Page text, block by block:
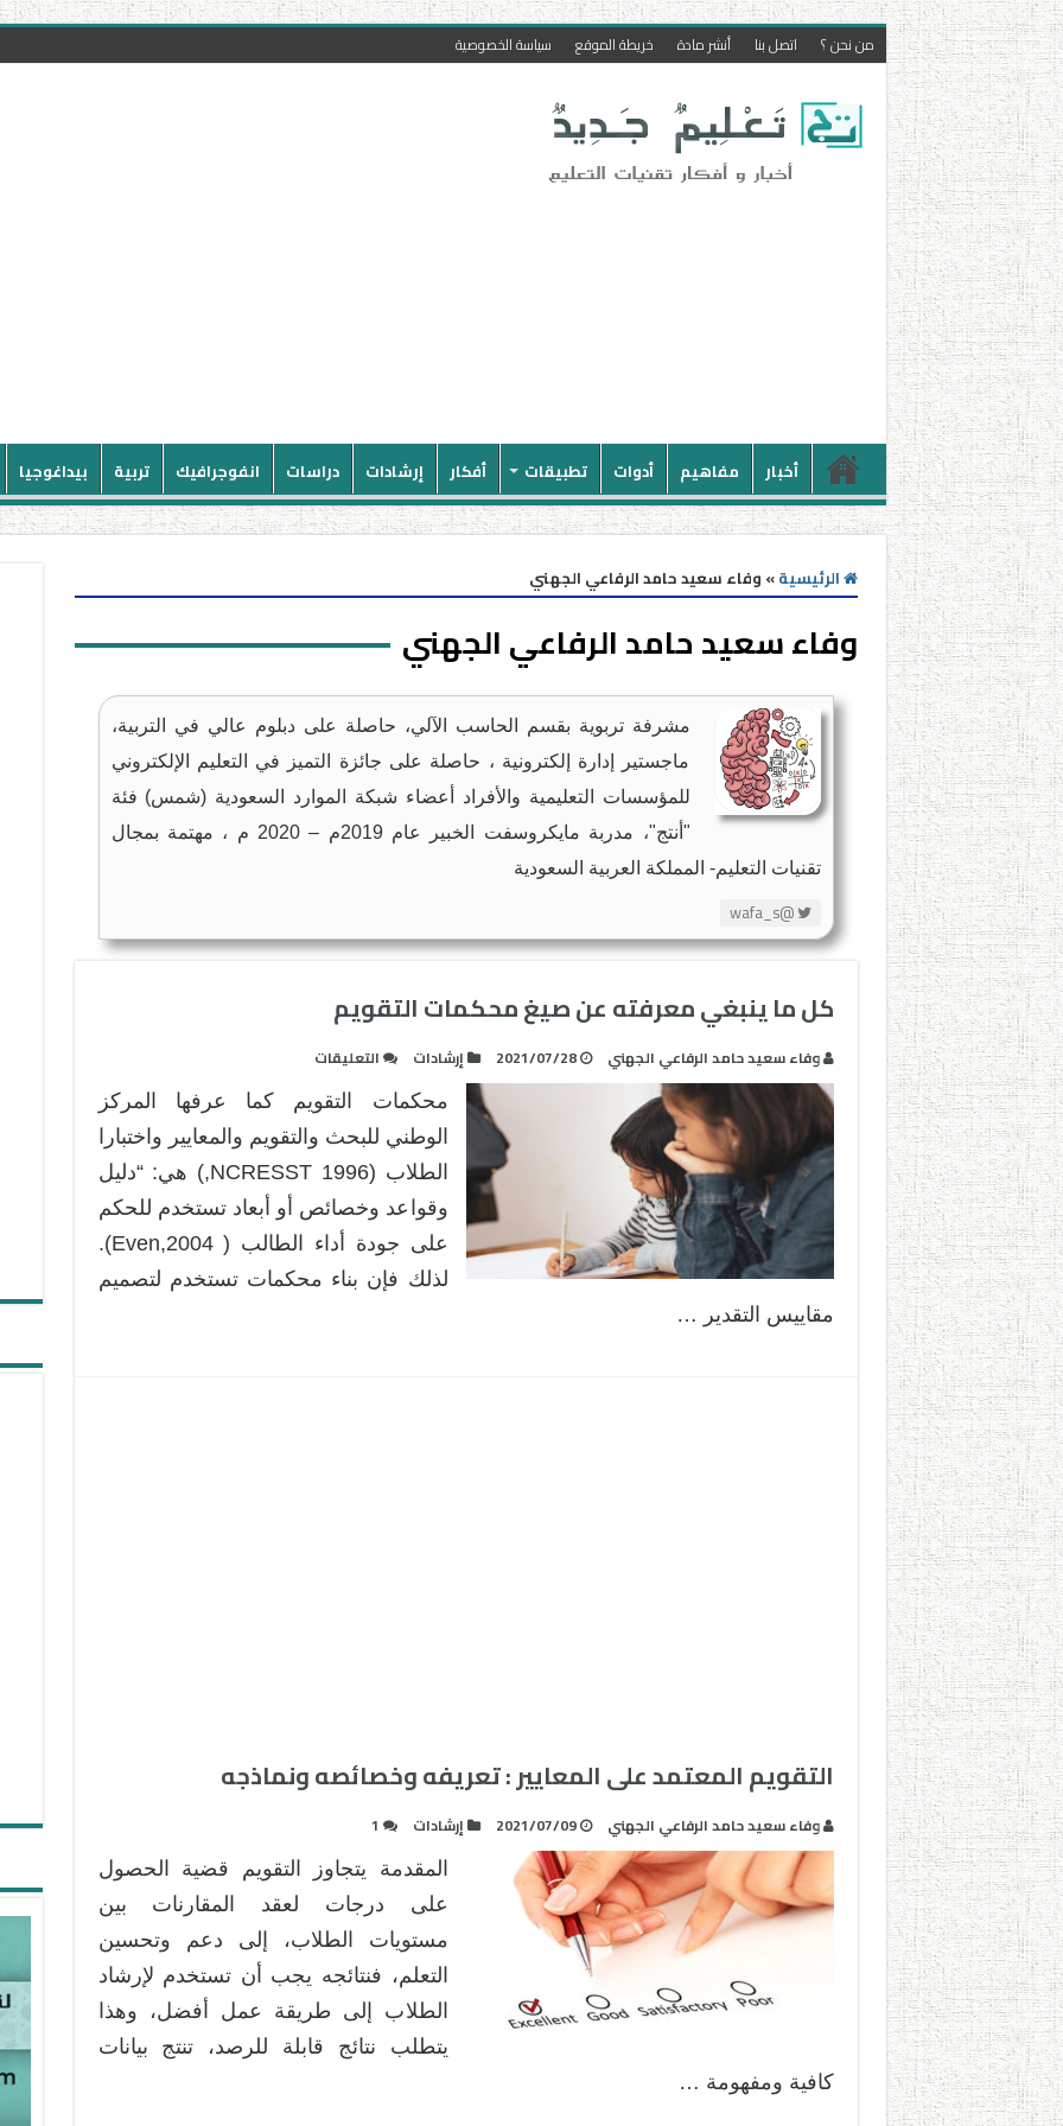
من نحن ؟ اتصل بنا أنشر مادة خريطة الموقع سياسة الخصوصية
أخبار مفاهيم أدوات تطبيقات أفكار إرشادات دراسات انفوجرافيك تربية بيداغوجيا
الرئيسية» وفاء سعيد حامد الرفاعي الجهني
وفاء سعيد حامد الرفاعي الجهني
مشرفة تربوية بقسم الحاسب الآلي، حاصلة على دبلوم عالي في التربية،
ماجستير إدارة إلكترونية ، حاصلة على جائزة التميز في التعليم الإلكتروني
للمؤسسات التعليمية والأفراد أعضاء شبكة الموارد السعودية (شمس) فئة
"أنتج"، مدربة مايكروسفت الخبير عام 2019م – 2020 م ، مهتمة بمجال
تقنيات التعليم- المملكة العربية السعودية
@wafa_s
كل ما ينبغي معرفته عن صيغ محكمات التقويم
وفاء سعيد حامد الرفاعي الجهني 2021/07/28 إرشادات التعليقات
ما
ينبغي
معرفته
صيغ
محكمات
التقويم
محكمات التقويم كما عرفها المركز
الوطني للبحث والتقويم والمعايير واختبارا
الطلاب (1996 NCRESST,) هي: “دليل
وقواعد وخصائص أو أبعاد تستخدم للحكم
على جودة أداء الطالب ( Even,2004).
لذلك فإن بناء محكمات تستخدم لتصميم
مقاييس التقدير …
التقويم المعتمد على المعايير : تعريفه وخصائصه ونماذجه
وفاء سعيد حامد الرفاعي الجهني 2021/07/09 إرشادات 1
المقدمة يتجاوز التقويم قضية الحصول
على درجات لعقد المقارنات بين
مستويات الطلاب، إلى دعم وتحسين
التعلم، فنتائجه يجب أن تستخدم لإرشاد
الطلاب إلى طريقة عمل أفضل، وهذا
يتطلب نتائج قابلة للرصد، تنتج بيانات
كافية ومفهومة …